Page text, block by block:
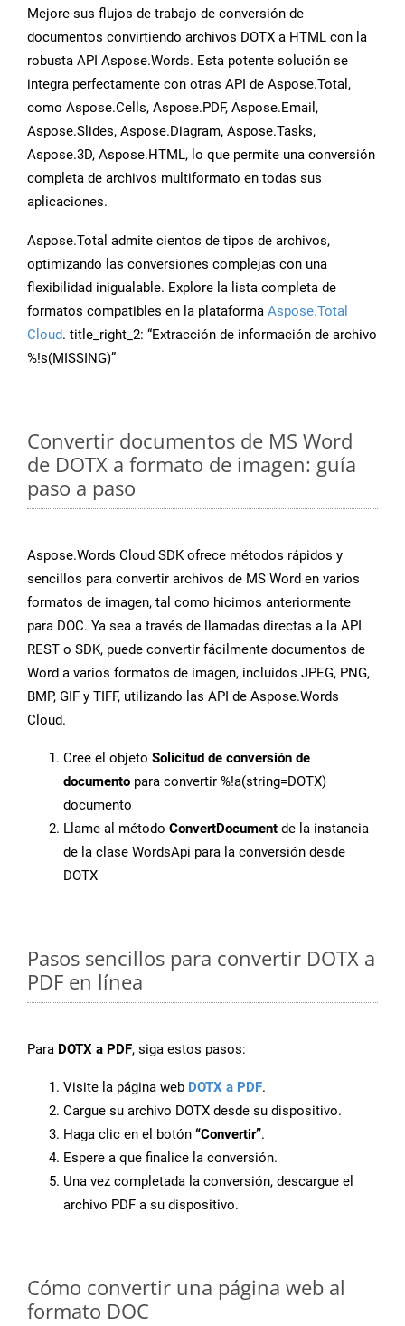
Mejore sus flujos de trabajo de conversión de
documentos convirtiendo archivos DOTX a HTML con la
robusta API Aspose.Words. Esta potente solución se
integra perfectamente con otras API de Aspose.Total,
como Aspose.Cells, Aspose.PDF, Aspose.Email,
Aspose.Slides, Aspose.Diagram, Aspose.Tasks,
Aspose.3D, Aspose.HTML, lo que permite una conversión
completa de archivos multiformato en todas sus
aplicaciones.
Aspose.Total admite cientos de tipos de archivos,
optimizando las conversiones complejas con una
flexibilidad inigualable. Explore la lista completa de
formatos compatibles en la plataforma Aspose.Total
Cloud. title_right_2: “Extracción de información de archivo
%!s(MISSING)”
Convertir documentos de MS Word
de DOTX a formato de imagen: guía
paso a paso
Aspose.Words Cloud SDK ofrece métodos rápidos y
sencillos para convertir archivos de MS Word en varios
formatos de imagen, tal como hicimos anteriormente
para DOC. Ya sea a través de llamadas directas a la API
REST o SDK, puede convertir fácilmente documentos de
Word a varios formatos de imagen, incluidos JPEG, PNG,
BMP, GIF y TIFF, utilizando las API de Aspose.Words
Cloud.
Cree el objeto Solicitud de conversión de
documento para convertir %!a(string=DOTX)
documento
Llame al método ConvertDocument de la instancia
de la clase WordsApi para la conversión desde
DOTX
Pasos sencillos para convertir DOTX a
PDF en línea
Para DOTX a PDF, siga estos pasos:
Visite la página web DOTX a PDF.
Cargue su archivo DOTX desde su dispositivo.
Haga clic en el botón “Convertir”.
Espere a que finalice la conversión.
Una vez completada la conversión, descargue el
archivo PDF a su dispositivo.
Cómo convertir una página web al
formato DOC